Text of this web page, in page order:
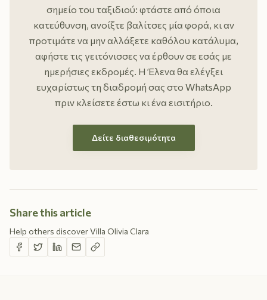
σημείο του ταξιδιού: φτάστε από όποια
κατεύθυνση, ανοίξτε βαλίτσες μία φορά, κι αν
προτιμάτε να μην αλλάξετε καθόλου κατάλυμα,
αφήστε τις γειτόνισσες να έρθουν σε εσάς με
ημερήσιες εκδρομές. Η Έλενα θα ελέγξει
ευχαρίστως τη διαδρομή σας στο WhatsApp
πριν κλείσετε έστω κι ένα εισιτήριο.
Δείτε διαθεσιμότητα
Share this article
Help others discover Villa Olivia Clara